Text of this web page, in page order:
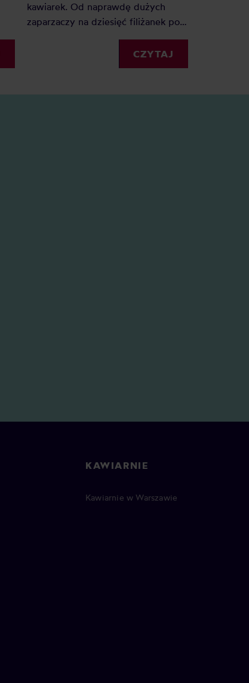
kawiarek. Od naprawdę dużych
zaparzaczy na dziesięć filiżanek po
miniaturowe na pojedyncze
espresso. Jaka kawiarka będzie
odpowiednia dla dwóch osób?
CZYTAJ
KAWIARNIE
Kawiarnie w Warszawie